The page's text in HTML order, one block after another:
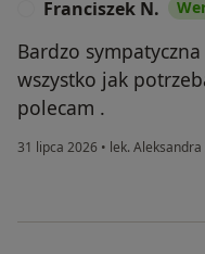
Franciszek N.
Bardzo
wszystko jak
polecam .
31 lipca 2026 • lek.